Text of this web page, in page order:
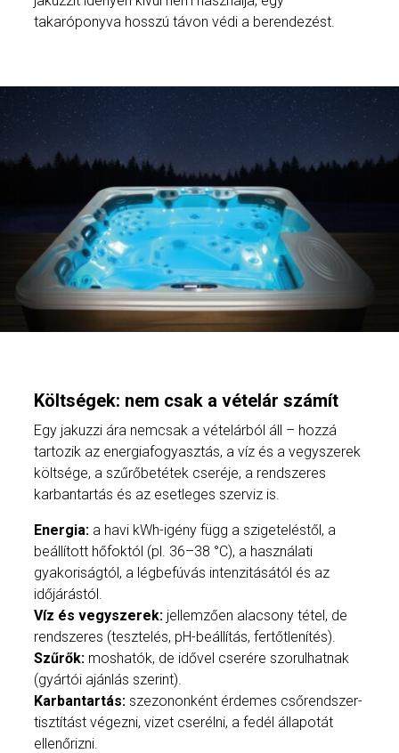
takaróponyva hosszú távon védi a berendezést.
Költségek: nem csak a vételár számít
Egy jakuzzi ára nemcsak a vételárból áll – hozzá
tartozik az energiafogyasztás, a víz és a vegyszerek
költsége, a szűrőbetétek cseréje, a rendszeres
karbantartás és az esetleges szerviz is.
Energia: a havi kWh-igény függ a szigeteléstől, a
beállított hőfoktól (pl. 36–38 °C), a használati
gyakoriságtól, a légbefúvás intenzitásától és az
időjárástól.
Víz és vegyszerek: jellemzően alacsony tétel, de
rendszeres (tesztelés, pH-beállítás, fertőtlenítés).
Szűrők: moshatók, de idővel cserére szorulhatnak
(gyártói ajánlás szerint).
Karbantartás: szezononként érdemes csőrendszer-
tisztítást végezni, vizet cserélni, a fedél állapotát
ellenőrizni.